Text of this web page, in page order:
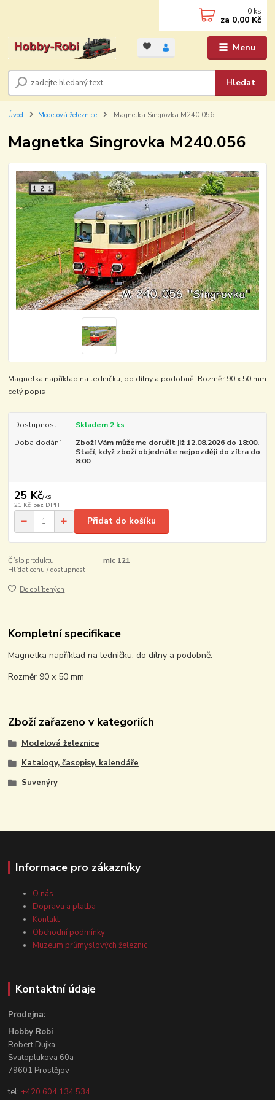
Menu
Hledat
0 ks
za 0,00 Kč
Úvod Modelová železnice Magnetka Singrovka M240.056
Magnetka Singrovka M240.056
Magnetka například na ledničku, do dílny a podobně. Rozměr 90 x 50 mm
celý popis
Dostupnost
Skladem 2 ks
Doba dodání
Zboží Vám můžeme doručit již 12.08.2026 do 18:00.
Stačí, když zboží objednáte nejpozději do zítra do
8:00
25 Kč/ks
21 Kč bez DPH
Přidat do košíku
Číslo produktu:
mic 121
Hlídat cenu / dostupnost
Do oblíbených
Kompletní specifikace
Magnetka například na ledničku, do dílny a podobně.
Rozměr 90 x 50 mm
Zboží zařazeno v kategoriích
Modelová železnice
Katalogy, časopisy, kalendáře
Suvenýry
Informace pro zákazníky
O nás
Doprava a platba
Kontakt
Obchodní podmínky
Muzeum průmyslových železnic
Kontaktní údaje
Prodejna:
Hobby Robi
Robert Dujka
Svatoplukova 60a
79601 Prostějov
tel: +420 604 134 534